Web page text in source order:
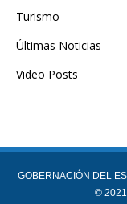
Turismo
Últimas Noticias
Video Posts
GOBERNACIÓN DEL
©